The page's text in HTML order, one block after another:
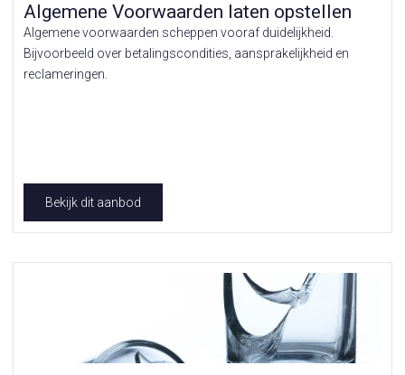
Algemene Voorwaarden laten opstellen
Algemene voorwaarden scheppen vooraf duidelijkheid.
Bijvoorbeeld over betalingscondities, aansprakelijkheid en
reclameringen.
Bekijk dit aanbod